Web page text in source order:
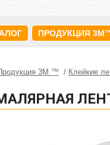
ПРОДУКЦИЯ
3M ™ Клейкие